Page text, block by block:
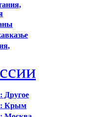
Другое
Крым